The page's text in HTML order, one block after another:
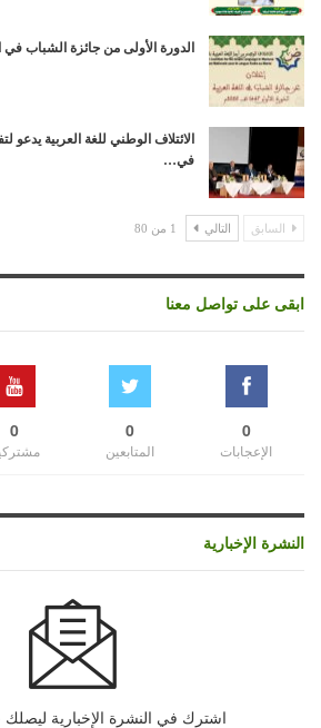
الدورة الأولى من جائزة الشباب في
الائتلاف الوطني للغة العربية يدعو
في…
السابق التالي 1 من 80
ابقى على تواصل معنا
0
الإعجابات
0
المتابعين
0
النشرة الإخبارية
اشترك في النشرة الإخبارية ليصلك